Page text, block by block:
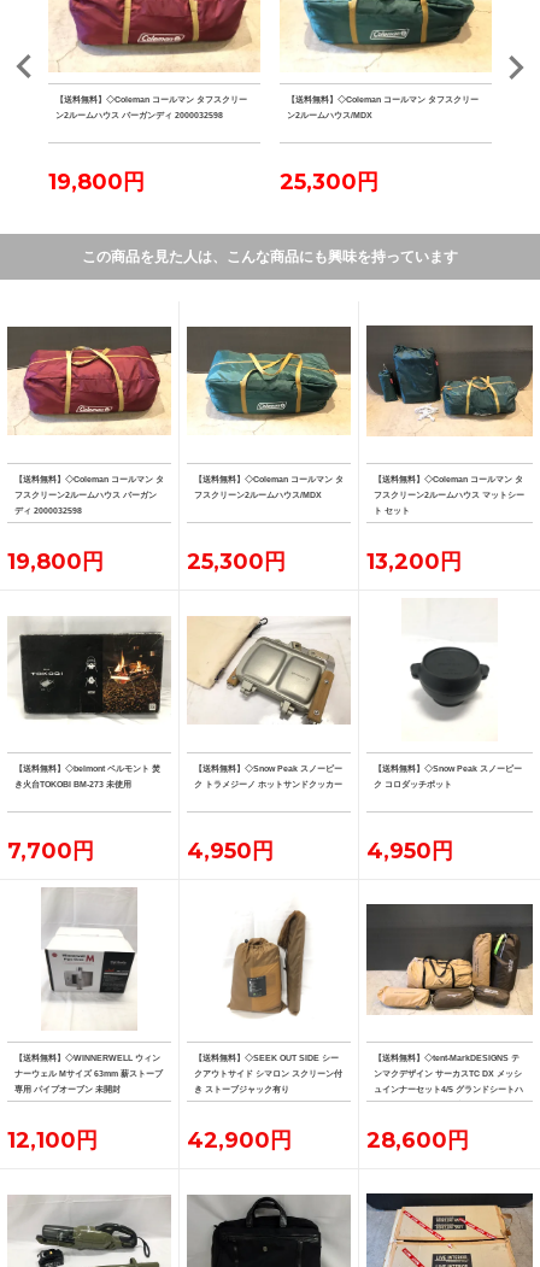
【送料無料】◇Coleman コールマン タフスクリー
ン2ルームハウス バーガンディ 2000032598
19,800円
【送料無料】◇Coleman コールマン タフスクリー
ン2ルームハウス/MDX
25,300円
この商品を見た人は、こんな商品にも興味を持っています
【送料無料】◇Coleman コールマン タ
フスクリーン2ルームハウス バーガン
ディ 2000032598
19,800円
【送料無料】◇Coleman コールマン タ
フスクリーン2ルームハウス/MDX
25,300円
【送料無料】◇Coleman コールマン タ
フスクリーン2ルームハウス マットシー
ト セット
13,200円
【送料無料】◇belmont ベルモント 焚
き火台TOKOBI BM-273 未使用
7,700円
【送料無料】◇Snow Peak スノーピー
ク トラメジーノ ホットサンドクッカー
4,950円
【送料無料】◇Snow Peak スノーピー
ク コロダッチポット
4,950円
【送料無料】◇WINNERWELL ウィン
ナーウェル Mサイズ 63mm 薪ストーブ
専用 パイプオーブン 未開封
12,100円
【送料無料】◇SEEK OUT SIDE シー
クアウトサイド シマロン スクリーン付
き ストーブジャック有り
42,900円
【送料無料】◇tent-MarkDESIGNS テ
ンマクデザイン サーカスTC DX メッシ
ュインナーセット4/5 グランドシートハ
ーフ フロントフラップ
28,600円